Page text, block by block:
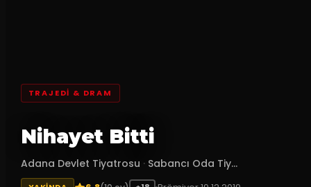
TRAJEDI & DRAM
Nihayet Bitti
Adana Devlet Tiyatrosu · Sabancı Oda Tiy...